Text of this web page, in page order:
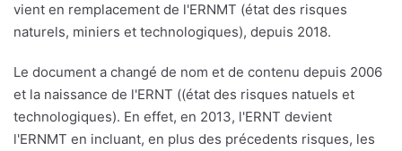
vient en remplacement de l'ERNMT (état des risques
naturels, miniers et technologiques), depuis 2018.
Le document a changé de nom et de contenu depuis 2006
et la naissance de l'ERNT ((état des risques natuels et
technologiques). En effet, en 2013, l'ERNT devient
l'ERNMT en incluant, en plus des précedents risques, les